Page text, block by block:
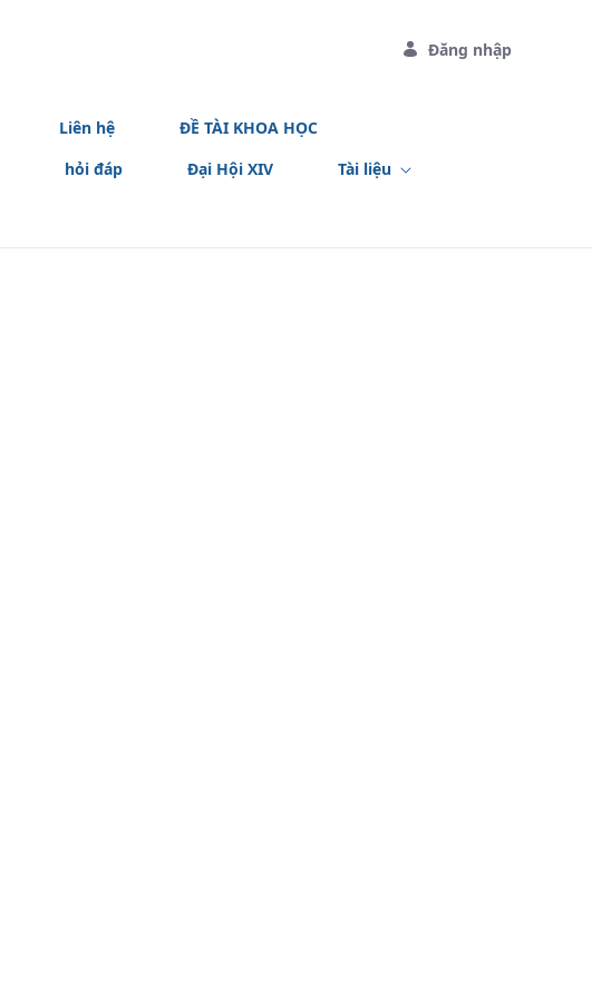
Đăng nhập
Liên hệ
ĐỀ TÀI KHOA HỌC
hỏi đáp Đại Hội XIV
Tài liệu